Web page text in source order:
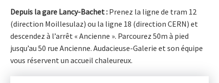
Depuis la gare Lancy-Bachet : Prenez la ligne de tram 12
(direction Moillesulaz) ou la ligne 18 (direction CERN) et
descendez à l’arrêt « Ancienne ». Parcourez 50m à pied
jusqu’au 50 rue Ancienne. Audacieuse-Galerie et son équipe
vous réservent un accueil chaleureux.